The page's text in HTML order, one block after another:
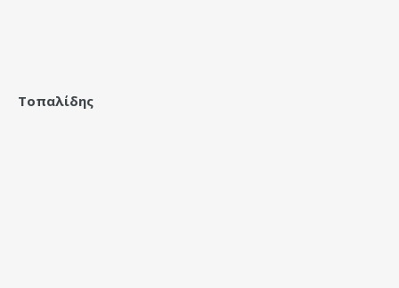
Τοπαλίδης